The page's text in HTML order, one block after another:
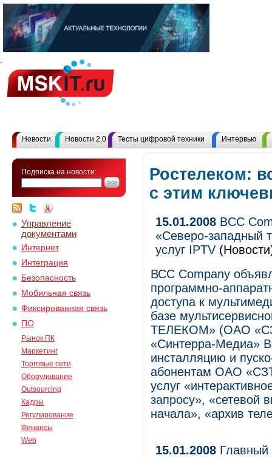
Новости Новости 2.0 Тесты цифровой техники Интервью
Подписка на новости:
Управление
документами
Интернет
Интеграция
Безопасность
Мобильная связь
Фиксированная связь
ПО
Рынок ПК
Маркетинг
Торговые сети
Оборудование
Outsourcing
Кадры
Регулирование
Финансы
Web
Ростелеком:
с этим
15.01.2008 BCC
«Северо-западный
услуг IPTV
ВСС Company
программно-
доступа к
базе
ТЕЛЕКОМ» (ОАО
«Синтерра-Медиа»
инсталляцию и
абонентам ОАО
услуг
запросу», «сетевой
начала», «архив
15.01.2008